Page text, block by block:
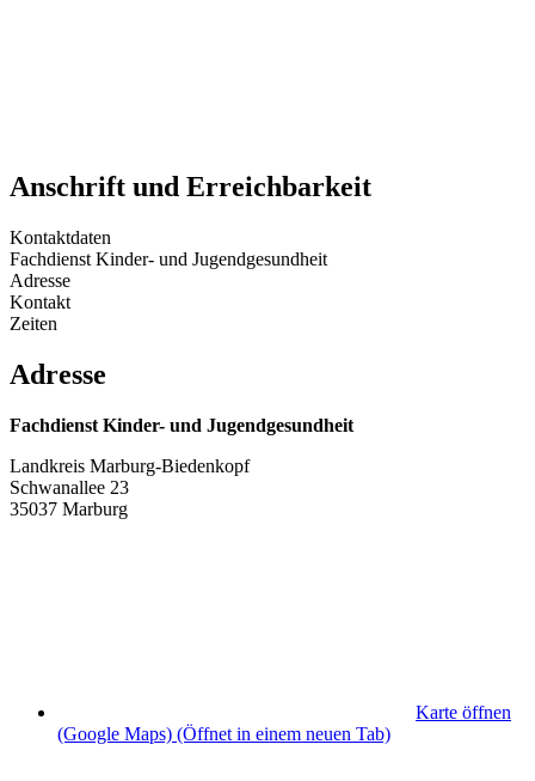
Anschrift und Erreichbarkeit
Kontaktdaten
Fachdienst Kinder- und Jugendgesundheit
Adresse
Kontakt
Zeiten
Adresse
Fachdienst Kinder- und Jugendgesundheit
Landkreis Marburg-Biedenkopf
Schwanallee 23
35037 Marburg
Karte öffnen
(Google Maps) (Öffnet in einem neuen Tab)